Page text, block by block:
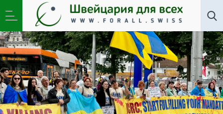
Новости Общество»Плен – это ад. Украина
добивается возвращения своих граждан